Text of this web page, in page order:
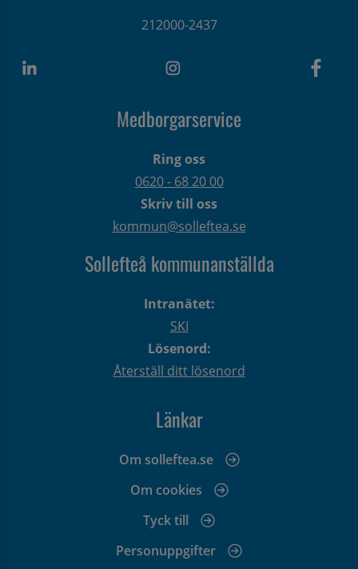
212000-2437
Medborgarservice
Ring oss
0620 - 68 20 00
Skriv till oss
kommun@solleftea.se
Sollefteå kommunanställda
Intranätet:
SKI
Lösenord:
Återställ ditt lösenord
Länkar
Om solleftea.se
Om cookies
Tyck till
Personuppgifter